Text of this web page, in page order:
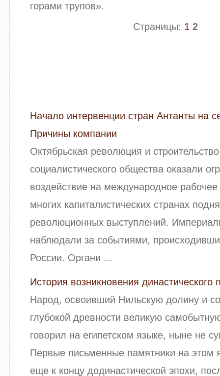
горами трупов».
Страницы: 1 2
Начало интервенции стран Антанты на
Причины компании
Октябрьская революция и
социалистического общества оказали
воздействие на международное
многих капиталистических странах
революционных выступлений.
наблюдали за событиями,
России. Органи ...
История возникновения династического
Народ, освоивший Нильскую долину и
глубокой древности великую
говорил на египетском языке, ныне не
Первые письменные памятники на этом
еще к концу додинастической эпохи,